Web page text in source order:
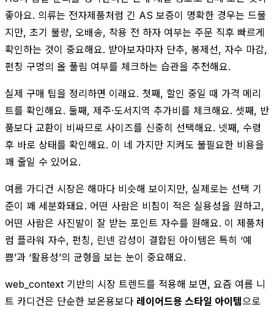
좋아요. 의류는 전자제품처럼 긴 AS 보증이 명확한 경우는 드물
지만, 초기 불량, 오배송, 착용 전 하자 여부는 주문 직후 빠르게
확인하는 것이 중요해요. 받아보자마자 단추, 봉제선, 자수 마감,
펀칭 구멍의 올 풀림 여부를 체크하는 습관을 추천해요.
실제 구매 팁을 정리하면 이래요. 첫째, 할인 중일 때 가격 메리
트를 확인해요. 둘째, 제주·도서지역 추가비를 체크해요. 셋째, 반
품보다 교환이 비싸므로 사이즈를 신중히 선택해요. 넷째, 수령
후 바로 상태를 확인해요. 이 네 가지만 지켜도 불필요한 비용을
꽤 줄일 수 있어요.
여름 가디건 시장은 해마다 비슷해 보이지만, 실제로는 선택 기
준이 꽤 세분화돼요. 어떤 사람은 비침이 적은 실용성을 원하고,
어떤 사람은 사진발이 잘 받는 포인트 자수를 원해요. 이 제품처
럼 플라워 자수, 펀칭, 린넨 감성이 결합된 아이템은 특히 ‘예
쁨’과 ‘활용성’의 균형을 보는 눈이 중요해요.
web_context 기반의 시장 트렌드를 적용해 보면, 요즘 여름 니
트 카디건은 단순한 보온용보다 레이어드용 스타일 아이템으로